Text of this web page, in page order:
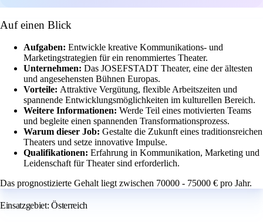
Auf einen Blick
Aufgaben: Entwickle kreative Kommunikations- und
Marketingstrategien für ein renommiertes Theater.
Unternehmen: Das JOSEFSTADT Theater, eine der ältesten
und angesehensten Bühnen Europas.
Vorteile: Attraktive Vergütung, flexible Arbeitszeiten und
spannende Entwicklungsmöglichkeiten im kulturellen Bereich.
Weitere Informationen: Werde Teil eines motivierten Teams
und begleite einen spannenden Transformationsprozess.
Warum dieser Job: Gestalte die Zukunft eines traditionsreichen
Theaters und setze innovative Impulse.
Qualifikationen: Erfahrung in Kommunikation, Marketing und
Leidenschaft für Theater sind erforderlich.
Das prognostizierte Gehalt liegt zwischen 70000 - 75000 € pro Jahr.
Einsatzgebiet: Österreich